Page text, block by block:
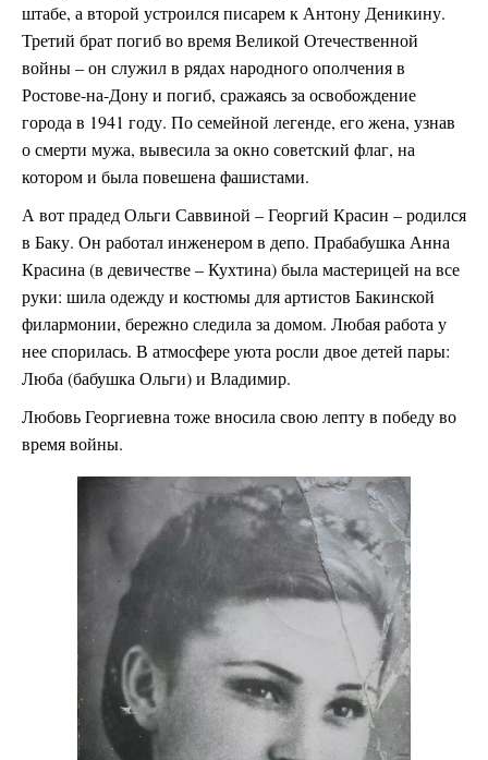
штабе, а второй устроился писарем к Антону Деникину.
Третий брат погиб во время Великой Отечественной
войны – он служил в рядах народного ополчения в
Ростове-на-Дону и погиб, сражаясь за освобождение
города в 1941 году. По семейной легенде, его жена, узнав
о смерти мужа, вывесила за окно советский флаг, на
котором и была повешена фашистами.
А вот прадед Ольги Саввиной – Георгий Красин – родился
в Баку. Он работал инженером в депо. Прабабушка Анна
Красина (в девичестве – Кухтина) была мастерицей на все
руки: шила одежду и костюмы для артистов Бакинской
филармонии, бережно следила за домом. Любая работа у
нее спорилась. В атмосфере уюта росли двое детей пары:
Люба (бабушка Ольги) и Владимир.
Любовь Георгиевна тоже вносила свою лепту в победу во
время войны.